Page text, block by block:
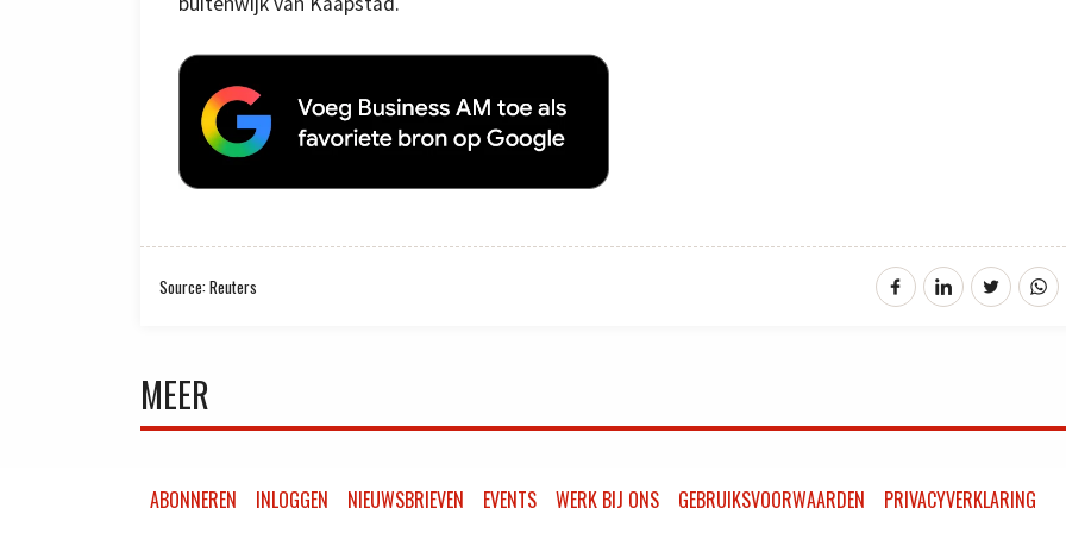
Source: Reuters
MEER
ABONNEREN INLOGGEN NIEUWSBRIEVEN EVENTS WERK BIJ ONS GEBRUIKSVOORWAARDEN PRIVACYVERKLARING